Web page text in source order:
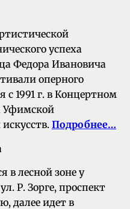
успеха
Федора Ивановича
оперного
с 1991 г. в Концертном
Уфимской
Подробнее…
в лесной зоне у
Р. Зорге, проспект
далее идет в